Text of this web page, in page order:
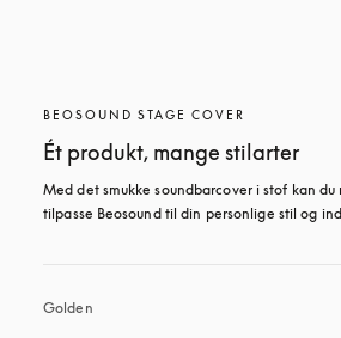
BEOSOUND STAGE COVER
Ét produkt, mange stilarter
Med det smukke soundbarcover i stof kan
tilpasse Beosound til din personlige stil og
Golden